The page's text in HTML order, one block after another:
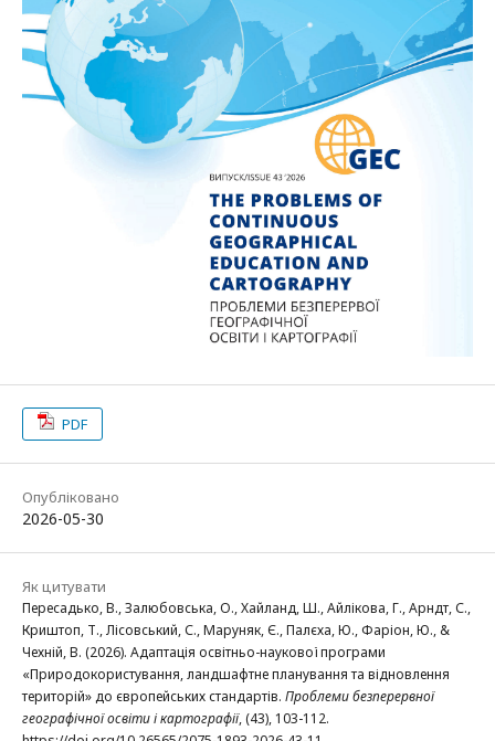
PDF
Опубліковано
2026-05-30
Як цитувати
Пересадько, В., Залюбовська, О., Хайланд, Ш., Айлікова, Г., Арндт, С.,
Криштоп, Т., Лісовський, С., Маруняк, Є., Палєха, Ю., Фаріон, Ю., &
Чехній, В. (2026). Адаптація освітньо-наукової програми
«Природокористування, ландшафтне планування та відновлення
територій» до європейських стандартів. Проблеми безперервної
географічної освіти і картографії, (43), 103-112.